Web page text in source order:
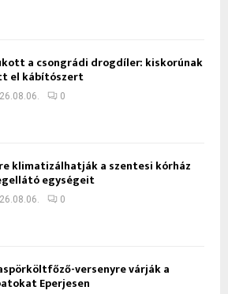
a csongrádi drogdíler: kiskorúnak
el kábítószert
0
klimatizálhatják a szentesi kórház
egységeit
0
versenyre várják a
Eperjesen